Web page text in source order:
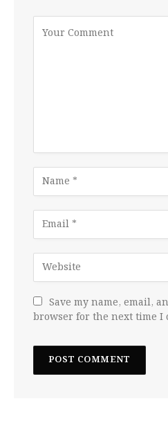
Save my name, email,
browser for the next time I